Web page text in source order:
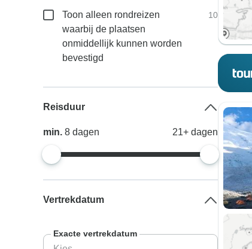
Toon alleen rondreizen
waarbij de plaatsen
onmiddellijk kunnen worden
bevestigd
10
Reisduur
min.8dagen 21+ dagen
Vertrekdatum
Exacte vertrekdatum